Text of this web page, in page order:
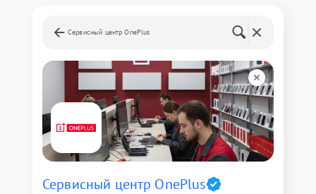
Сервисный центр OnePlus
Сервисный центр OnePlus